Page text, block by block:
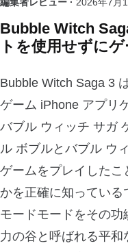
Bubble Witch
トを使用せずに
Bubble Witch Saga 3
ゲーム iPhone アプリ
バブル ウィッチ サガ
ル ボブルとバブル ウ
ゲームをプレイしたこ
かを正確に知ってい
モードモードをその
力の谷と呼ばれる平和